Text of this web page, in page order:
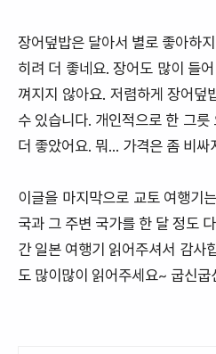
장어덮밥은 달아서 별로 좋아하
히려 더 좋네요. 장어도 많이 들
껴지지 않아요. 저렴하게 장어덮
수 있습니다. 개인적으로 한 그릇
더 좋았어요. 뭐... 가격은 좀 비
이글을 마지막으로 교토 여행기
국과 그 주변 국가를 한 달 정도
간 일본 여행기 읽어주셔서 감사
도 많이많이 읽어주세요~ 굽신굽